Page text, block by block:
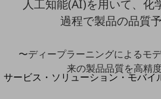
LGPF(Local Government Platform)
サービス・ソリューション・モバイ
人工知能(AI)を用いて、化
過程で製品の品質
〜ディープラーニングによるモ
来の製品品質を高精